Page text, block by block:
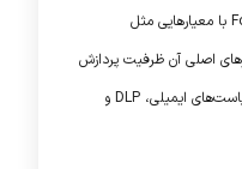
با معیارهایی مثل
اصلی آن ظرفیت پردازش
ایمیلی، DLP و